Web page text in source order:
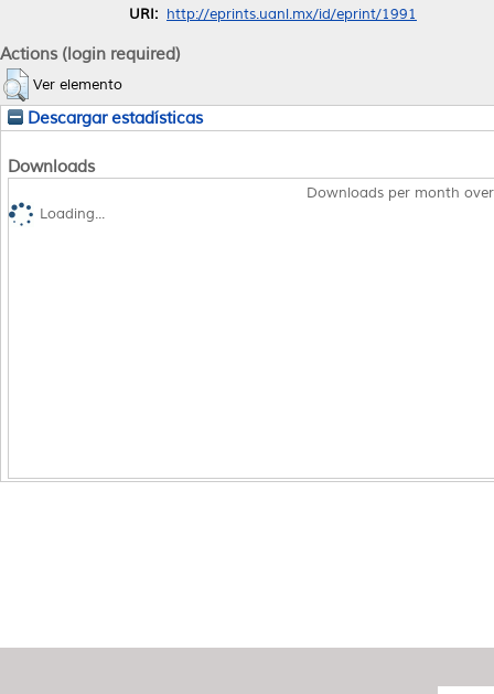
URI: http://eprints.uanl.mx/id/eprint/1991
Actions (login required)
Ver elemento
Descargar estadísticas
Downloads
Downloads per month
Loading...